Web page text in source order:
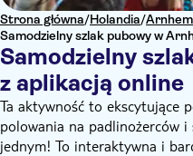
Strona główna/Holandia/
Samodzielny szlak pubowy w
Samodzielny
z aplikacją online
Ta aktywność to ekscytujące
polowania na padlinożerców
jednym! To interaktywna i